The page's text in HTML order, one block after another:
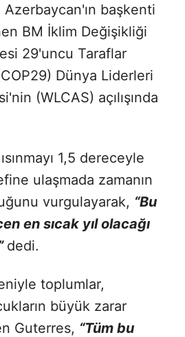
başkenti
BM İklim Değişikliği
29'uncu Taraflar
Dünya Liderleri
(WLCAS) açılışında
1,5 dereceyle
ulaşmada zamanın
vurgulayarak, “Bu
en sıcak yıl olacağı
dedi.
toplumlar,
büyük zarar
Guterres, “Tüm bu